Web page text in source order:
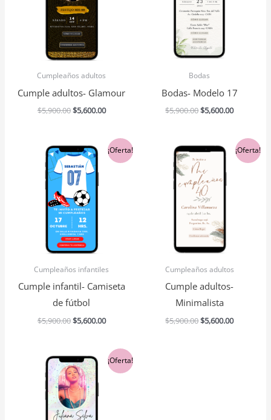
Cumpleaños adultos
Cumple adultos- Glamour
$5,900.00$5,600.00
Bodas
Bodas- Modelo 17
$5,900.00$5,600.00
¡Oferta!
Cumpleaños infantiles
Cumple infantil- Camiseta
de fútbol
$5,900.00
El
precio
original
era:
$5,900.00.
$5,600.00
El
precio
actual
¡Oferta!
Cumpleaños adultos
Cumple adultos-
Minimalista
$5,900.00
El
precio
original
era:
$5,900.00.
$5,600.00
El
precio
actual
¡Oferta!
El
precio
original
era:
$5,900.00.
El
precio
actual